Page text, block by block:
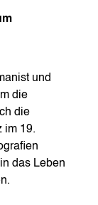
und
die
die
im 19.
das Leben